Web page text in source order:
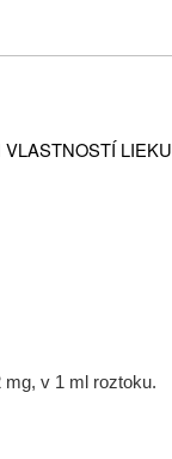
LIEKU
mg, v 1 ml roztoku.